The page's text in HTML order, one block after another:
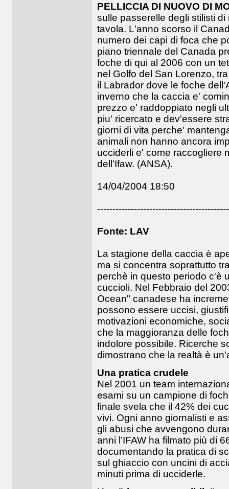
PELLICCIA DI NUOVO DI
sulle passerelle degli stilisti
tavola. L'anno scorso il
numero dei capi di foca che
piano triennale del Canada
foche di qui al 2006 con un
nel Golfo del San Lorenzo,
il Labrador dove le foche
inverno che la caccia e'
prezzo e' raddoppiato negli
piu' ricercato e dev'essere
giorni di vita perche'
animali non hanno ancora
ucciderli e' come raccogliere
dell'Ifaw. (ANSA).
14/04/2004 18:50
Fonte: LAV
La stagione della caccia è
ma si concentra soprattutto
perchè in questo periodo c'è
cuccioli. Nel Febbraio del
Ocean" canadese ha
possono essere uccisi,
motivazioni economiche,
che la maggioranza delle
indolore possibile. Ricerche
dimostrano che la realtà è
Una pratica crudele
Nel 2001 un team
esami su un campione di
finale svela che il 42% dei
vivi. Ogni anno giornalisti e
gli abusi che avvengono
anni l’IFAW ha filmato più di
documentando la pratica di
sul ghiaccio con uncini di
minuti prima di ucciderle.